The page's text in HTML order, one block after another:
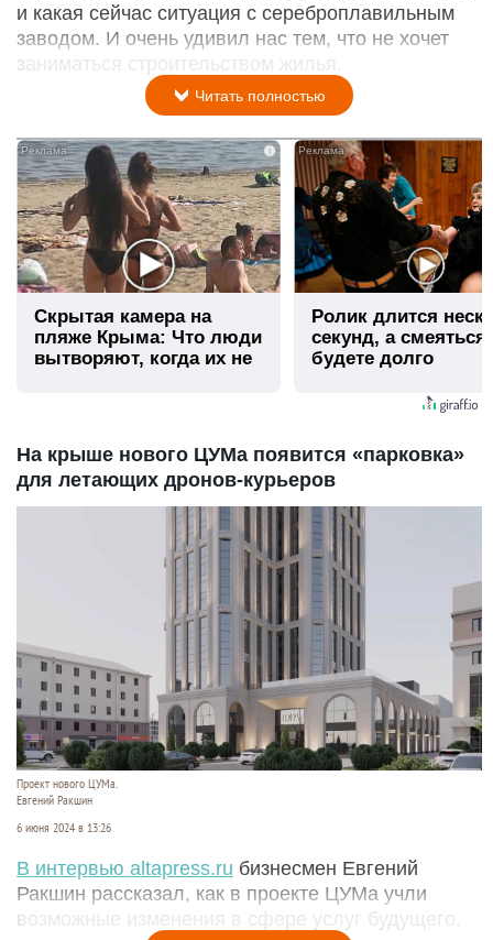
и какая сейчас ситуация с сереброплавильным
заводом. И очень удивил нас тем, что не хочет
заниматься строительством жилья.
Читать полностью
i
Скрытая камера на
пляже Крыма: Что люди
вытворяют, когда их не
Ролик длится
секунд, а
будете долго
На крыше нового ЦУМа появится «парковка»
для летающих дронов-курьеров
Проект нового ЦУМа.
Евгений Ракшин
6 июня 2024 в 13:26
В интервью altapress.ru бизнесмен Евгений
Ракшин рассказал, как в проекте ЦУМа учли
возможные изменения в сфере услуг будущего.